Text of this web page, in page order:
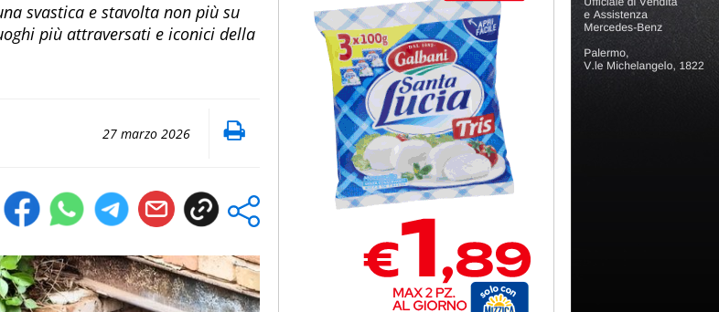
svastica e stavolta non più su
più attraversati e iconici della
27 marzo 2026